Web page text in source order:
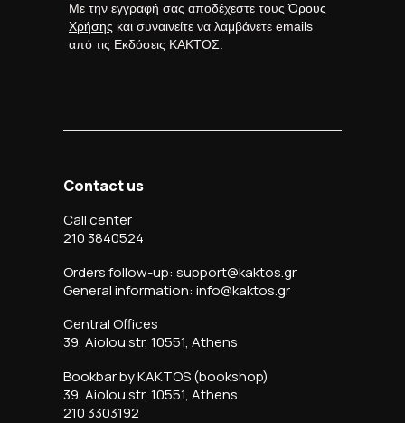
Με την εγγραφή σας αποδέχεστε τουςΌρους
Χρήσης και συναινείτε να λαμβάνετε emails
από τις Εκδόσεις ΚΑΚΤΟΣ.
Contact us
Call center
210 3840524
Orders follow-up: support@kaktos.gr
General information: info@kaktos.gr
Central Offices
39, Aiolou str, 10551, Athens
Bookbar by KAKTOS (bookshop)
39, Aiolou str, 10551, Athens
210 3303192